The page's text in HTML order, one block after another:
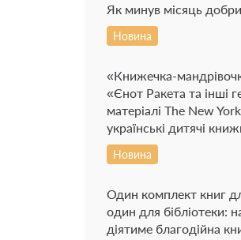
Як минув місяць
Новина
«Книжечка-
«Єнот Ракета та інші
матеріалі The New
українські дитячі
Новина
Один комплект книг
один для бібліотеки:
діятиме благодійна